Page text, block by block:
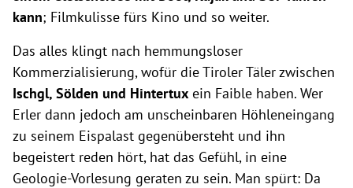
kann; Filmkulisse fürs Kino und so weiter.
Das alles klingt nach hemmungsloser
Kommerzialisierung, wofür die Tiroler Täler zwischen
Ischgl, Sölden und Hintertux ein Faible haben. Wer
Erler dann jedoch am unscheinbaren Höhleneingang
zu seinem Eispalast gegenübersteht und ihn
begeistert reden hört, hat das Gefühl, in eine
Geologie-Vorlesung geraten zu sein. Man spürt: Da